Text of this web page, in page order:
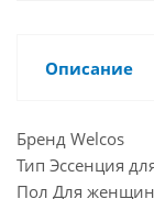
Описание
Бренд Welcos
Тип Эссенция
Пол Для женщин